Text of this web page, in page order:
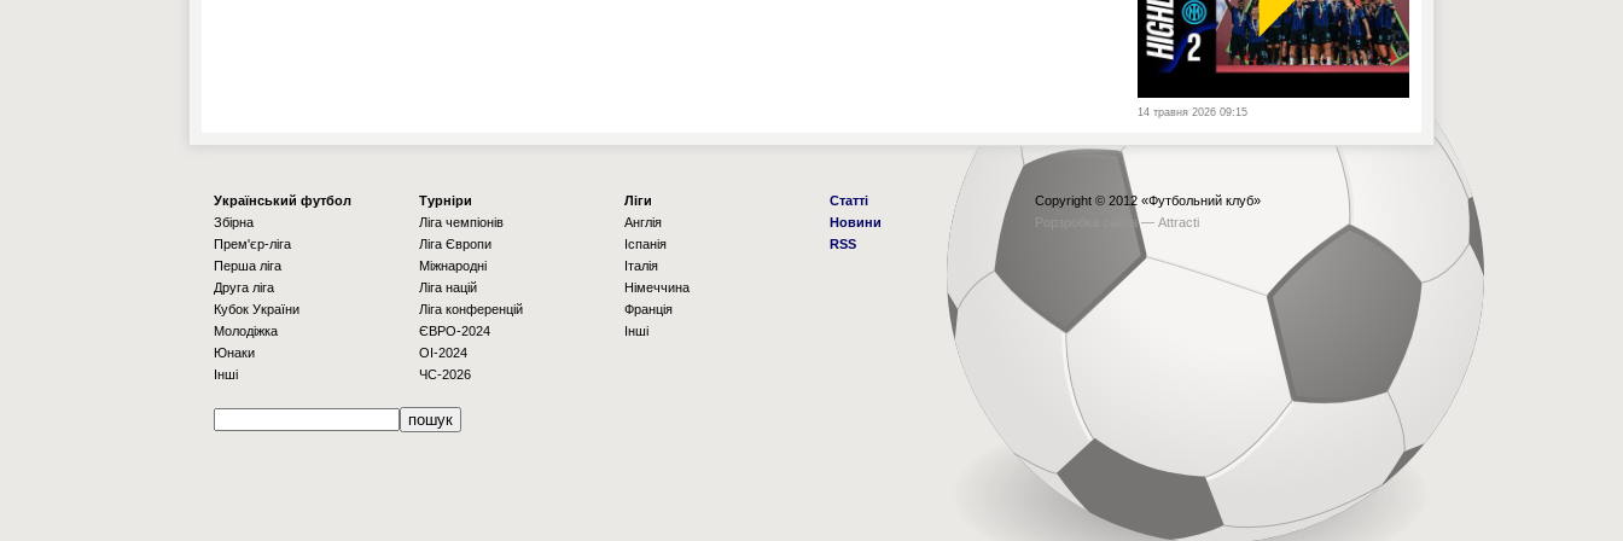
14 травня 2026 09:15
Українcький футбол
Збірна
Прем'єр-ліга
Перша ліга
Друга ліга
Кубок України
Молодіжка
Юнаки
Інші
Турніри
Ліга чемпіонів
Ліга Європи
Міжнародні
Ліга націй
Ліга конференцій
ЄВРО-2024
OI-2024
ЧС-2026
Ліги
Англія
Іспанія
Італія
Німеччина
Франція
Інші
Статті
Новини
RSS
Copyright © 2012 «Футбольний клуб»
Рорзробка сайта — Attracti